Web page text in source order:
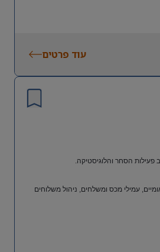
עוד פרטים
פעילות הסחר והלוגיסטיקה.
עמילי מכס ומשלחים, ניהול משלוחים